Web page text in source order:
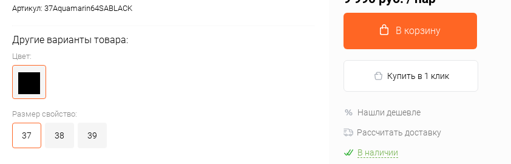
Артикул: 37Aquamarin64SABLACK
Другие варианты товара:
Цвет:
Размер свойство:
37 38 39
В корзину
Купить в 1 клик
Нашли дешевле
Рассчитать доставку
В наличии